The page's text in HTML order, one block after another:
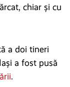
chiar și cu
a doi tineri
a fost pusă
.